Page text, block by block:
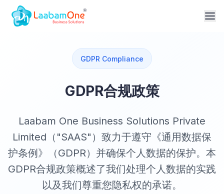
GDPR Compliance
GDPR合规政策
Laabam One Business Solutions Private
Limited（"SAAS"）致力于遵守《通用数据保
护条例》（GDPR）并确保个人数据的保护。本
GDPR合规政策概述了我们处理个人数据的实践
以及我们尊重您隐私权的承诺。